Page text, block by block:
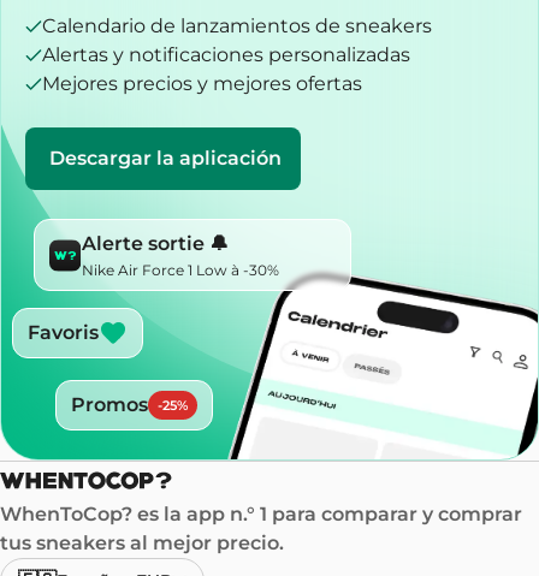
Calendario de lanzamientos de sneakers
Alertas y notificaciones personalizadas
Mejores precios y mejores ofertas
Descargar la aplicación
Alerte sortie 🔔
Nike Air Force 1 Low à -30%
Favoris
Promos -25%
WhenToCop? es la app n.° 1 para comparar y comprar
tus sneakers al mejor precio.